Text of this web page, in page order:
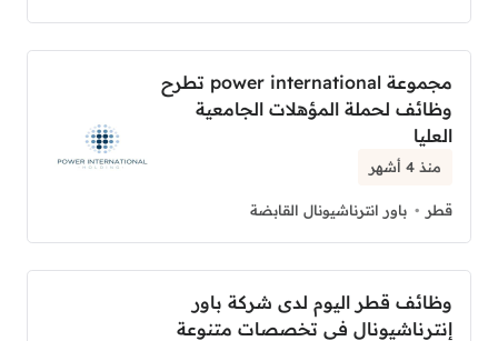
مجموعة power international تطرح
وظائف لحملة المؤهلات الجامعية
العليا
منذ 4 أشهر
قطر باور انترناشيونال القابضة
وظائف قطر اليوم لدى شركة باور
إنترناشيونال في تخصصات متنوعة